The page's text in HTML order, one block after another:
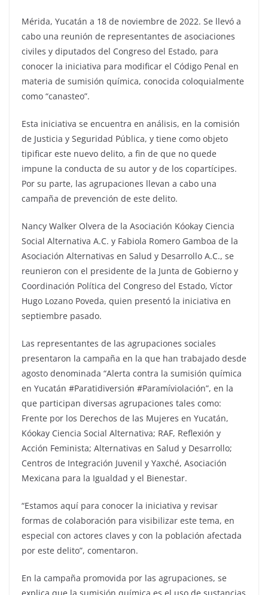
Mérida, Yucatán a 18 de noviembre de 2022. Se llevó a
cabo una reunión de representantes de asociaciones
civiles y diputados del Congreso del Estado, para
conocer la iniciativa para modificar el Código Penal en
materia de sumisión química, conocida coloquialmente
como “canasteo”.
Esta iniciativa se encuentra en análisis, en la comisión
de Justicia y Seguridad Pública, y tiene como objeto
tipificar este nuevo delito, a fin de que no quede
impune la conducta de su autor y de los copartícipes.
Por su parte, las agrupaciones llevan a cabo una
campaña de prevención de este delito.
Nancy Walker Olvera de la Asociación Kóokay Ciencia
Social Alternativa A.C. y Fabiola Romero Gamboa de la
Asociación Alternativas en Salud y Desarrollo A.C., se
reunieron con el presidente de la Junta de Gobierno y
Coordinación Política del Congreso del Estado, Víctor
Hugo Lozano Poveda, quien presentó la iniciativa en
septiembre pasado.
Las representantes de las agrupaciones sociales
presentaron la campaña en la que han trabajado desde
agosto denominada “Alerta contra la sumisión química
en Yucatán #Paratidiversión #Paramíviolación”, en la
que participan diversas agrupaciones tales como:
Frente por los Derechos de las Mujeres en Yucatán,
Kóokay Ciencia Social Alternativa; RAF, Reflexión y
Acción Feminista; Alternativas en Salud y Desarrollo;
Centros de Integración Juvenil y Yaxché, Asociación
Mexicana para la Igualdad y el Bienestar.
“Estamos aquí para conocer la iniciativa y revisar
formas de colaboración para visibilizar este tema, en
especial con actores claves y con la población afectada
por este delito”, comentaron.
En la campaña promovida por las agrupaciones, se